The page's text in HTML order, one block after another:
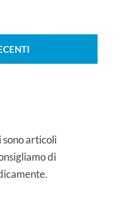
sono articoli
di